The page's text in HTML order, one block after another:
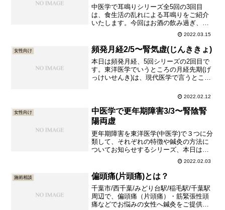
中医学で耳鳴りシリーズ全5回の3回目
は、食生活の乱れによる耳鳴りをご紹介
いたします。今回はお酒の飲み過ぎ、味
の濃いものの食べ過ぎ等によって耳鳴り
が起きる、痰火鬱結(たんかうっけつ)で
す。痰火鬱結(たんかうっけつ)による症状
耳鳴り以外に、以下の症状の中から複数
が現れます。 頭が重い...
2022.03.15
女性向け 頻発月経2/5〜腎気虚(じんききょ)
本日は頻発月経、5回シリーズの2回目で
す。東洋医学でいうところの月経先期(げ
っけいせんき)は、現代医学で言うところ
月経で、しかも疲れやすいし腰が痛い
んききょ)による月経先期(げっけいせん
き)です。同シリーズ...
2022.02.12
女性向け
中医学で更年期障害3/3〜腎陰腎
陽両虚
更年期障害を東洋医学(中医学)で３つに分
類して、それぞれの特徴や鍼灸の方法に
ついてお知らせするシリーズ、本日は最
終回です。過去の投稿は以下の通りで
す。中医学で更年期障害1/3〜腎陰虚(じん
いんきょ)＝ホットフラッシュでお困りの
方中医学で更年期障害2/3〜腎陽虚＝冷え
性と頻尿でお困...
2022.02.03
施術相談 偏頭痛(片頭痛)とは？
千葉市/西千葉/みどり台駅/稲毛駅/千葉駅
周辺で、偏頭痛（片頭痛）・筋緊張性頭
痛などでお悩みの女性へ鍼灸をご提供し